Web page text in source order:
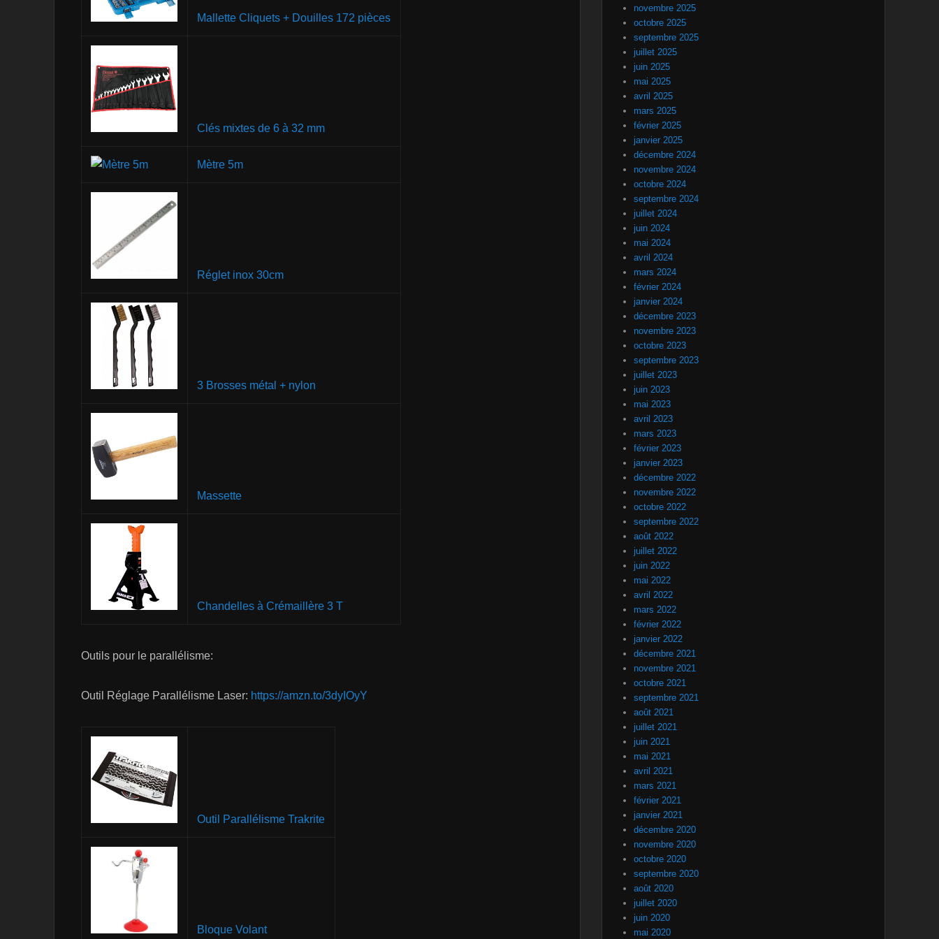
Mallette Cliquets + Douilles 172 pièces
Clés mixtes de 6 à 32 mm
Mètre 5m
Réglet inox 30cm
3 Brosses métal + nylon
Massette
Chandelles à Crémaillère 3 T
Outils pour le parallélisme:
Outil Réglage Parallélisme Laser: https://amzn.to/3dyIOyY
Outil Parallélisme Trakrite
Bloque Volant
novembre 2025
octobre 2025
septembre 2025
juillet 2025
juin 2025
mai 2025
avril 2025
mars 2025
février 2025
janvier 2025
décembre 2024
novembre 2024
octobre 2024
septembre 2024
juillet 2024
juin 2024
mai 2024
avril 2024
mars 2024
février 2024
janvier 2024
décembre 2023
novembre 2023
octobre 2023
septembre 2023
juillet 2023
juin 2023
mai 2023
avril 2023
mars 2023
février 2023
janvier 2023
décembre 2022
novembre 2022
octobre 2022
septembre 2022
août 2022
juillet 2022
juin 2022
mai 2022
avril 2022
mars 2022
février 2022
janvier 2022
décembre 2021
novembre 2021
octobre 2021
septembre 2021
août 2021
juillet 2021
juin 2021
mai 2021
avril 2021
mars 2021
février 2021
janvier 2021
décembre 2020
novembre 2020
octobre 2020
septembre 2020
août 2020
juillet 2020
juin 2020
mai 2020